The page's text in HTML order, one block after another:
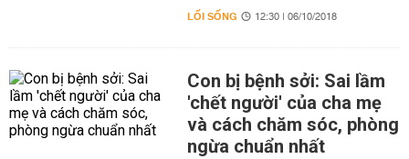
LỐI SỐNG 12:30 | 06/10/2018
Con bị bệnh sởi: Sai lầm
'chết người' của cha mẹ
và cách chăm sóc, phòng
ngừa chuẩn nhất